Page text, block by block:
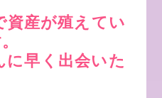
資産が殖えてい
に早く出会いた